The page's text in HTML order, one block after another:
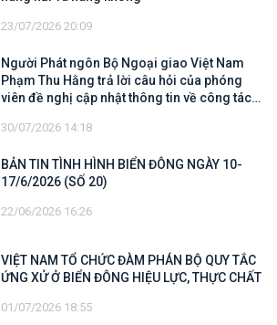
23/07/2026 20:09
Người Phát ngôn Bộ Ngoại giao Việt Nam
Phạm Thu Hằng trả lời câu hỏi của phóng
viên đề nghị cập nhật thông tin về công tác
trên tàu Khôi Nguyên 18
30/07/2026 14:18
BẢN TIN TÌNH HÌNH BIỂN ĐÔNG NGÀY 10-
17/6/2026 (SỐ 20)
22/06/2026 16:26
VIỆT NAM TỔ CHỨC ĐÀM PHÁN BỘ QUY TẮC
ỨNG XỬ Ở BIỂN ĐÔNG HIỆU LỰC, THỰC CHẤT
01/07/2026 18:55